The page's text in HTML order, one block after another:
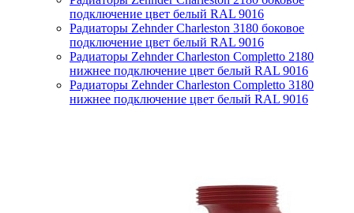
подключение цвет белый RAL 9016
Радиаторы Zehnder Charleston 3180 боковое
подключение цвет белый RAL 9016
Радиаторы Zehnder Charleston Completto 2180
нижнее подключение цвет белый RAL 9016
Радиаторы Zehnder Charleston Completto 3180
нижнее подключение цвет белый RAL 9016